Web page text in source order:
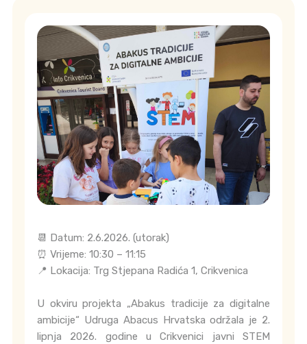
📆 Datum: 2.6.2026. (utorak)
⏰ Vrijeme: 10:30 – 11:15
📍 Lokacija: Trg Stjepana Radića 1, Crikvenica
U okviru projekta „Abakus tradicije za digitalne
ambicije“ Udruga Abacus Hrvatska održala je 2.
lipnja 2026. godine u Crikvenici javni STEM